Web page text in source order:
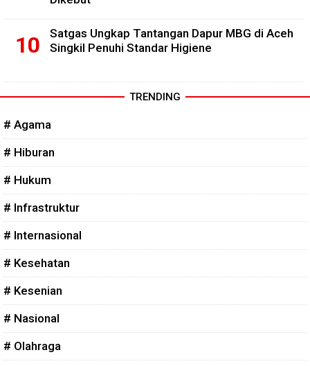
Satgas Ungkap Tantangan Dapur MBG di Aceh
Singkil Penuhi Standar Higiene
TRENDING
# Agama
# Hiburan
# Hukum
# Infrastruktur
# Internasional
# Kesehatan
# Kesenian
# Nasional
# Olahraga